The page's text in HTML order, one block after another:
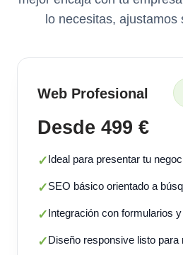
lo necesitas, ajustamos
Web Profesional
Desde 499 €
✓Ideal para presentar tu
✓SEO básico orientado a
✓Integración con formularios
✓Diseño responsive listo para